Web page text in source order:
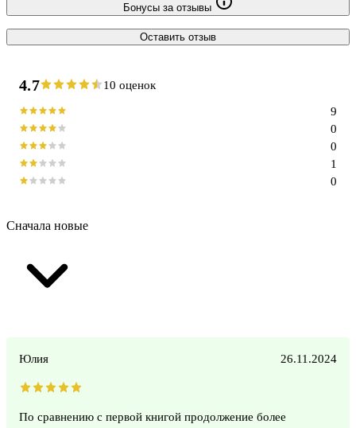
Бонусы за отзывы
Оставить отзыв
4.7 10 оценок
0
1
0
0
9
Сначала новые
Юлия 26.11.2024
По сравнению с первой книгой продолжение более